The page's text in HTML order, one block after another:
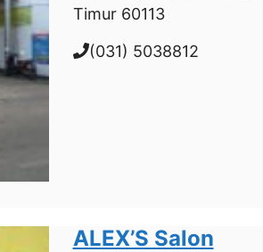
Timur 60113
(031) 5038812
ALEX’S Salon